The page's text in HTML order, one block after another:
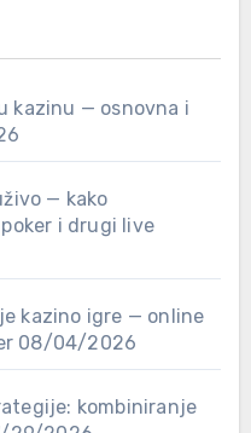
kazinu — osnovna i
— kako
i drugi live
kazino igre — online
08/04/2026
kombiniranje